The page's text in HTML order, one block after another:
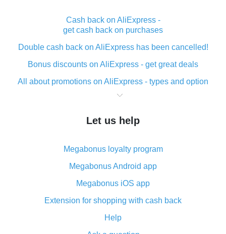
Cash back on AliExpress -
get cash back on purchases
Double cash back on AliExpress has been cancelled!
Bonus discounts on AliExpress - get great deals
All about promotions on AliExpress - types and option
What is cash back when making purchases on
The best place to download cash back for AliExpress
What is the AliExpress cash back plugin and what are
its advantages
Cash back from the AliExpress mobile app -
advantages of the plugin
Double cash back on AliExpress has been cancelled!
How to use cash back on AliExpress - short manual
Let us help
Megabonus loyalty program
Megabonus Android app
Megabonus iOS app
Extension for shopping with cash back
Help